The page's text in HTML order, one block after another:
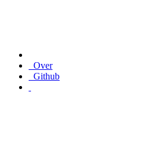
Over
Github